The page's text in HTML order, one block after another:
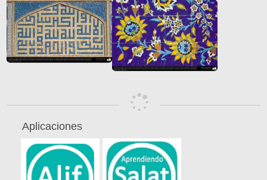
Aplicaciones